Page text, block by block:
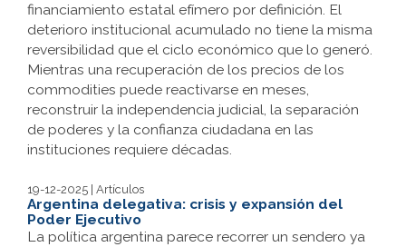
financiamiento estatal efímero por definición. El
deterioro institucional acumulado no tiene la misma
reversibilidad que el ciclo económico que lo generó.
Mientras una recuperación de los precios de los
commodities puede reactivarse en meses,
reconstruir la independencia judicial, la separación
de poderes y la confianza ciudadana en las
instituciones requiere décadas.
19-12-2025 | Artículos
Argentina delegativa: crisis y expansión del
Poder Ejecutivo
La política argentina parece recorrer un sendero ya